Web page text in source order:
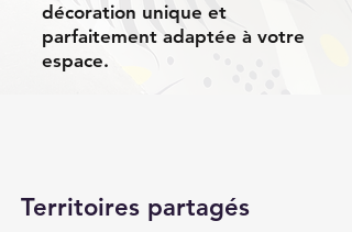
décoration unique et
parfaitement adaptée à votre
espace.
Territoires partagés